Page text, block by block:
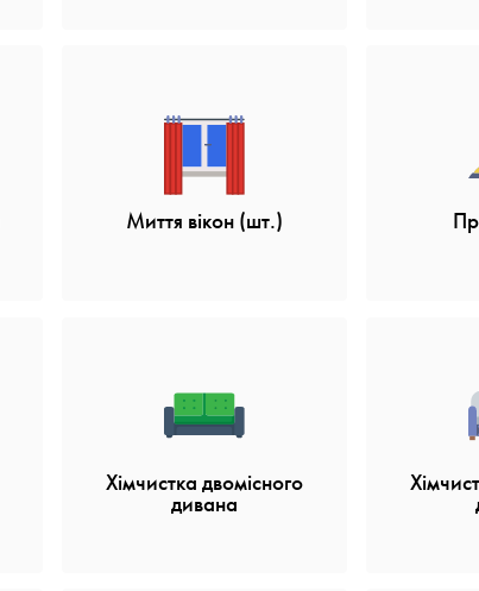
Миття вікон (шт.)
Хімчистка двомісного
дивана